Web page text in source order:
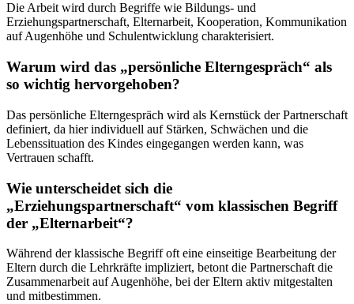
Die Arbeit wird durch Begriffe wie Bildungs- und
Erziehungspartnerschaft, Elternarbeit, Kooperation, Kommunikation
auf Augenhöhe und Schulentwicklung charakterisiert.
Warum wird das „persönliche Elterngespräch“ als
so wichtig hervorgehoben?
Das persönliche Elterngespräch wird als Kernstück der Partnerschaft
definiert, da hier individuell auf Stärken, Schwächen und die
Lebenssituation des Kindes eingegangen werden kann, was
Vertrauen schafft.
Wie unterscheidet sich die
„Erziehungspartnerschaft“ vom klassischen Begriff
der „Elternarbeit“?
Während der klassische Begriff oft eine einseitige Bearbeitung der
Eltern durch die Lehrkräfte impliziert, betont die Partnerschaft die
Zusammenarbeit auf Augenhöhe, bei der Eltern aktiv mitgestalten
und mitbestimmen.